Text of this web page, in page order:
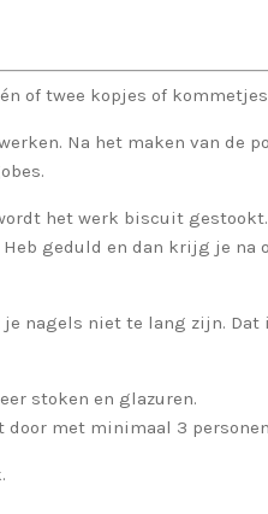
of twee kopjes of
Na het maken van de
het werk biscuit gestookt.
geduld en dan krijg je na
je nagels niet te lang zijn.
stoken en glazuren.
door met minimaal 3